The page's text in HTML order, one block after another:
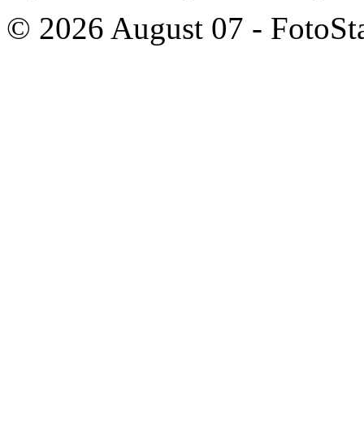
© 2026 August 07 -